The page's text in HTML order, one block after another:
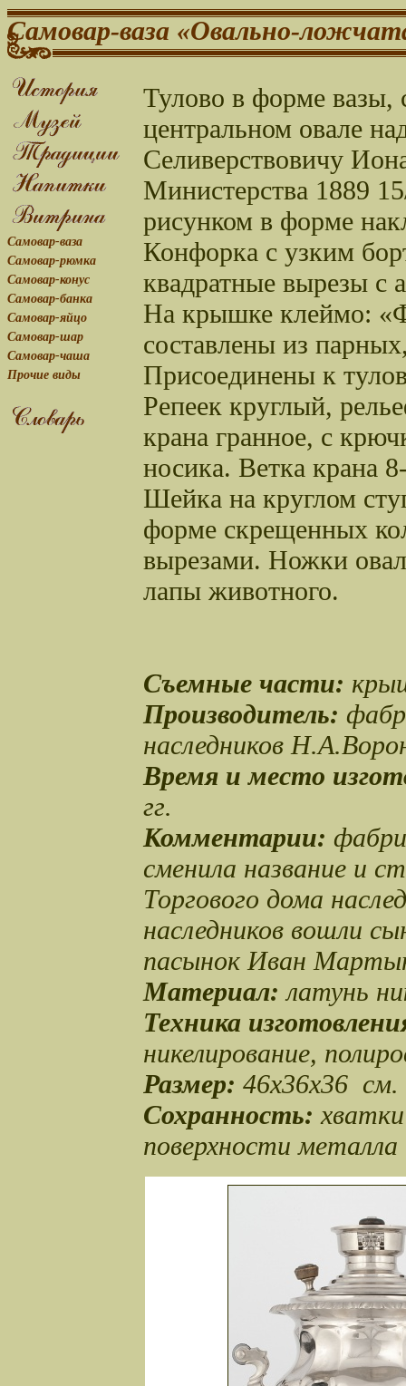
Самовар-ваза «Овально-
Самовар-ваза
Самовар-рюмка
Самовар-конус
Самовар-банка
Самовар-яйцо
Самовар-шар
Самовар-чаша
Прочие виды
Тулово в форме вазы,
центральном овале
Селиверствовичу
Министерства 1889
рисунком в форме
Конфорка с узким
квадратные вырезы с
На крышке клеймо:
составлены из
Присоединены к
Репеек круглый,
крана гранное, с
носика. Ветка крана
Шейка на круглом
форме скрещенных
вырезами. Ножки
лапы животного.
Съемные части:
Производитель:
наследников
Время и место
Комментарии:
сменила название и
Торгового дома
наследников вошли
пасынок Иван
Материал: латунь
Техника
никелирование,
Размер: 46х36х36 см.
Сохранность:
поверхности